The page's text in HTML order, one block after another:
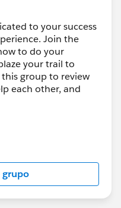
to your success
Join the
to do your
your trail to
group to review
each other, and
moderated by
Forward-Looking
about-
grupo